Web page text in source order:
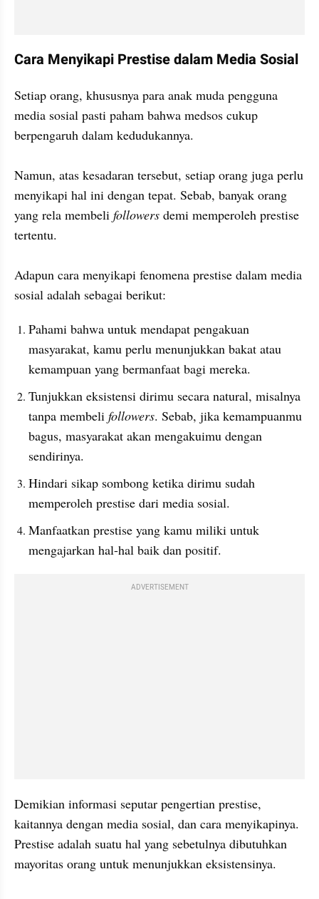
Cara Menyikapi Prestise dalam Media Sosial
Setiap orang, khususnya para anak muda pengguna
media sosial pasti paham bahwa medsos cukup
berpengaruh dalam kedudukannya.
Namun, atas kesadaran tersebut, setiap orang juga perlu
menyikapi hal ini dengan tepat. Sebab, banyak orang
yang rela membeli followers demi memperoleh prestise
tertentu.
Adapun cara menyikapi fenomena prestise dalam media
sosial adalah sebagai berikut:
Pahami bahwa untuk mendapat pengakuan
masyarakat, kamu perlu menunjukkan bakat atau
kemampuan yang bermanfaat bagi mereka.
Tunjukkan eksistensi dirimu secara natural, misalnya
tanpa membeli followers. Sebab, jika kemampuanmu
bagus, masyarakat akan mengakuimu dengan
sendirinya.
Hindari sikap sombong ketika dirimu sudah
memperoleh prestise dari media sosial.
Manfaatkan prestise yang kamu miliki untuk
mengajarkan hal-hal baik dan positif.
ADVERTISEMENT
Demikian informasi seputar pengertian prestise,
kaitannya dengan media sosial, dan cara menyikapinya.
Prestise adalah suatu hal yang sebetulnya dibutuhkan
mayoritas orang untuk menunjukkan eksistensinya.